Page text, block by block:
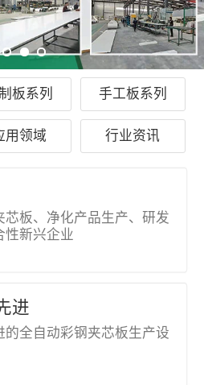
板系列 手工板系列
用领域 行业资讯
芯板、净化产品生产、研发
性新兴企业
的全自动彩钢夹芯板生产设
进